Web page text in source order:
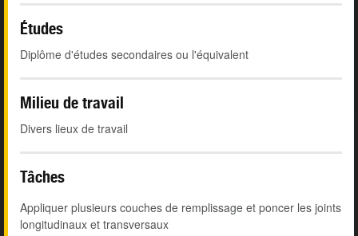
Études
Diplôme d'études secondaires ou l'équivalent
Milieu de travail
Divers lieux de travail
Tâches
Appliquer plusieurs couches de remplissage et poncer les joints
longitudinaux et transversaux